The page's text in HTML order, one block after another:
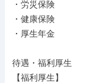
・労災保険
・健康保険
・厚生年金
待遇・福利厚生
【福利厚生】